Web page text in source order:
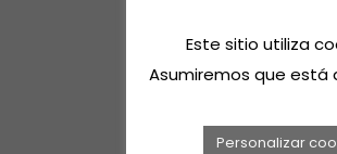
Este sitio utiliza
Asumiremos que está
Personalizar